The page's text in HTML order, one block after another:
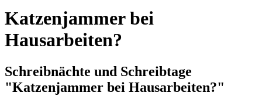
Katzenjammer bei
Hausarbeiten?
Schreibnächte und Schreibtage
"Katzenjammer bei Hausarbeiten?"